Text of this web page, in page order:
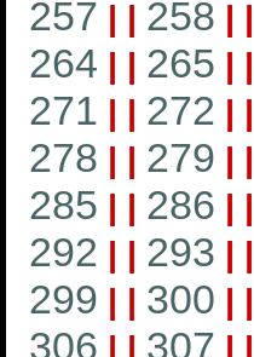
257 | | 258 | |
264 | | 265 | |
271 | | 272 | |
278 | | 279 | |
285 | | 286 | |
292 | | 293 | |
299 | | 300 | |
306 | | 307 | |